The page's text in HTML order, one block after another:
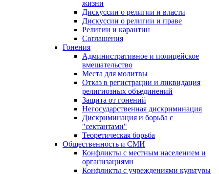
жизни
Дискуссии о религии и власти
Дискуссии о религии и праве
Религии и карантин
Соглашения
Гонения
Административное и полицейское
вмешательство
Места для молитвы
Отказ в регистрации и ликвидация
религиозных объединений
Защита от гонений
Негосударственная дискриминация
Дискриминация и борьба с
"сектантами"
Теоретическая борьба
Общественность и СМИ
Конфликты с местным населением и
организациями
Конфликты с учреждениями культуры